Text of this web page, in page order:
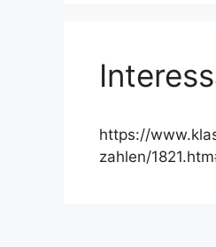
https://
zahlen/